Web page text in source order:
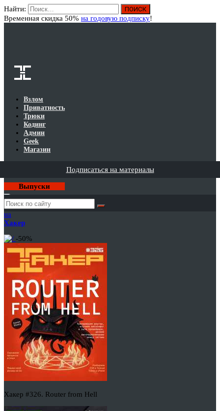
Найти:
Временная скидка 50% на годовую подписку!
Взлом
Приватность
Трюки
Кодинг
Админ
Geek
Магазин
Подписаться на материалы
Выпуски
Годовая
подписка
на
Хакер
-50%
Хакер #326. Router from Hell